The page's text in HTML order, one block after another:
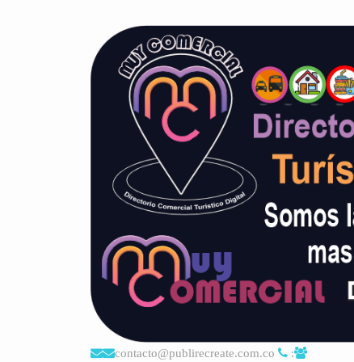
contacto@publirecreate.com.co :